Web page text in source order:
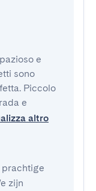
e
sono
Piccolo
e
altro
prachtige
zijn